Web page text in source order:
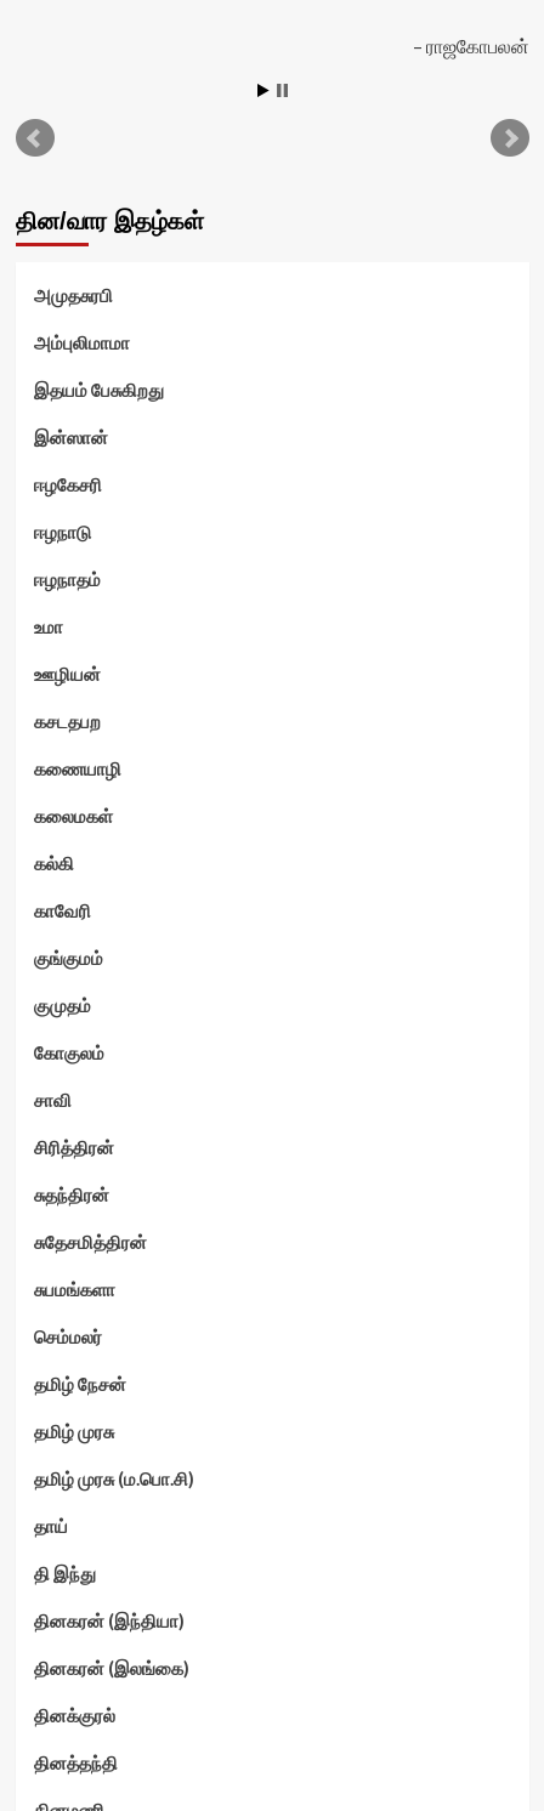
ராஜகோபலன்
தின/வார இதழ்கள்
அமுதசுரபி
அம்புலிமாமா
இதயம் பேசுகிறது
இன்ஸான்
ஈழகேசரி
ஈழநாடு
ஈழநாதம்
உமா
ஊழியன்
கசடதபற
கணையாழி
கலைமகள்
கல்கி
காவேரி
குங்குமம்
குமுதம்
கோகுலம்
சாவி
சிரித்திரன்
சுதந்திரன்
சுதேசமித்திரன்
சுபமங்களா
செம்மலர்
தமிழ் நேசன்
தமிழ் முரசு
தமிழ் முரசு (ம.பொ.சி)
தாய்
தி இந்து
தினகரன் (இந்தியா)
தினகரன் (இலங்கை)
தினக்குரல்
தினத்தந்தி